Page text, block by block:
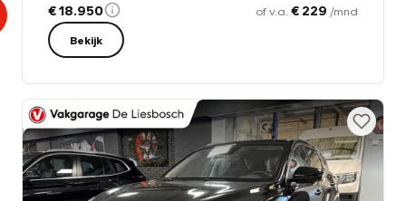
€ 18.950 of v.a. € 229 /mnd
Bekijk